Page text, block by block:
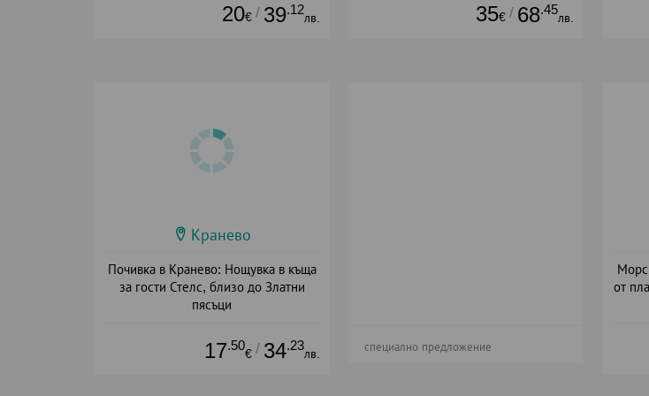
20€ / 39.12
лв. 35€ / 68.45
лв.
Кранево
Почивка в Кранево: Нощувка в къща
за гости Стелс, близо до Златни
пясъци
17.50
€ / 34.23
лв. специално предложение
от